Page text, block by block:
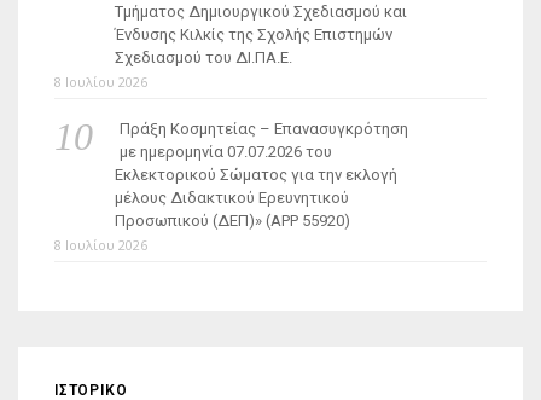
Τμήματος Δημιουργικού Σχεδιασμού και
Ένδυσης Κιλκίς της Σχολής Επιστημών
Σχεδιασμού του ΔΙ.ΠΑ.Ε.
8 Ιουλίου 2026
Πράξη Κοσμητείας – Επανασυγκρότηση
με ημερομηνία 07.07.2026 του
Εκλεκτορικού Σώματος για την εκλογή
μέλους Διδακτικού Ερευνητικού
Προσωπικού (ΔΕΠ)» (APP 55920)
8 Ιουλίου 2026
ΙΣΤΟΡΙΚΌ